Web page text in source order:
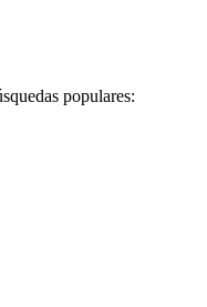
populares: